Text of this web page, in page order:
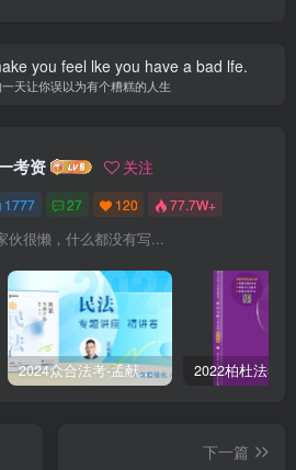
you feel lke you have a bad lfe.
天让你误以为有个糟糕的人生
考资 关注
1777 27 120 77.7W+
伙很懒，什么都没有写...
2024众合法考-孟献贵民法-精讲卷.pdf
下一篇